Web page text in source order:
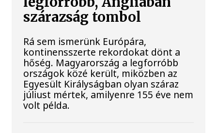
szárazság tombol
Rá sem ismerünk Európára,
kontinensszerte rekordokat dönt a
hőség. Magyarország a legforróbb
országok közé került, miközben az
Egyesült Királyságban olyan száraz
júliust mértek, amilyenre 155 éve nem
volt példa.